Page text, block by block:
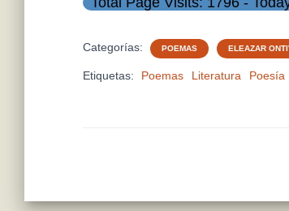
Categorías: POEMAS ELEAZAR
Etiquetas: Poemas Literatura Poesía